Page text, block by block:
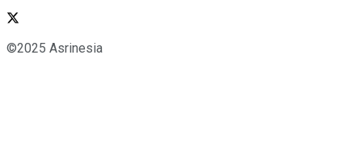
©2025 Asrinesia